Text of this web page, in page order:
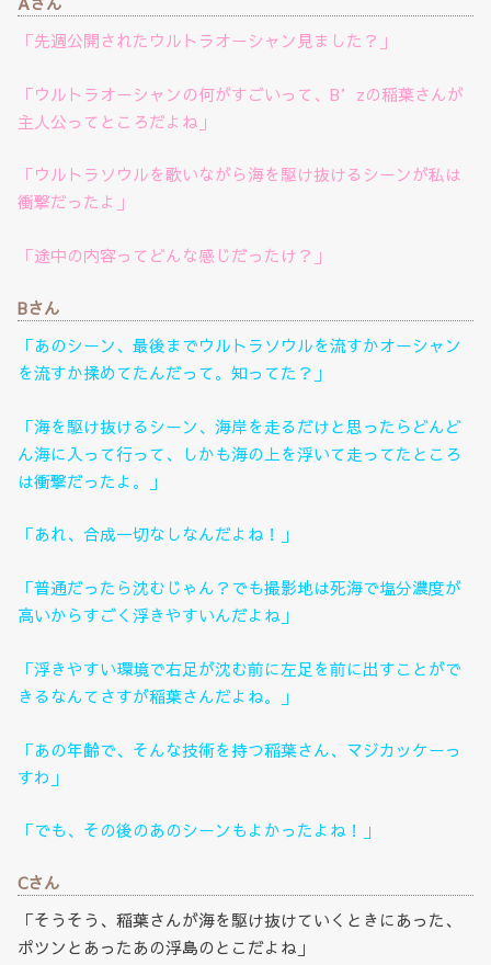
「先週公開されたウルトラオーシャン見ました？」
「ウルトラオーシャンの何がすごいって、B’zの稲葉さんが
主人公ってところだよね」
「ウルトラソウルを歌いながら海を駆け抜けるシーンが私は
衝撃だったよ」
「途中の内容ってどんな感じだったけ？」
Bさん
「あのシーン、最後までウルトラソウルを流すかオーシャン
を流すか揉めてたんだって。知ってた？」
「海を駆け抜けるシーン、海岸を走るだけと思ったらどんど
ん海に入って行って、しかも海の上を浮いて走ってたところ
は衝撃だったよ。」
「あれ、合成一切なしなんだよね！」
「普通だったら沈むじゃん？でも撮影地は死海で塩分濃度が
高いからすごく浮きやすいんだよね」
「浮きやすい環境で右足が沈む前に左足を前に出すことがで
きるなんてさすが稲葉さんだよね。」
「あの年齢で、そんな技術を持つ稲葉さん、マジカッケーっ
すわ」
「でも、その後のあのシーンもよかったよね！」
Cさん
「そうそう、稲葉さんが海を駆け抜けていくときにあった、
ポツンとあったあの浮島のとこだよね」